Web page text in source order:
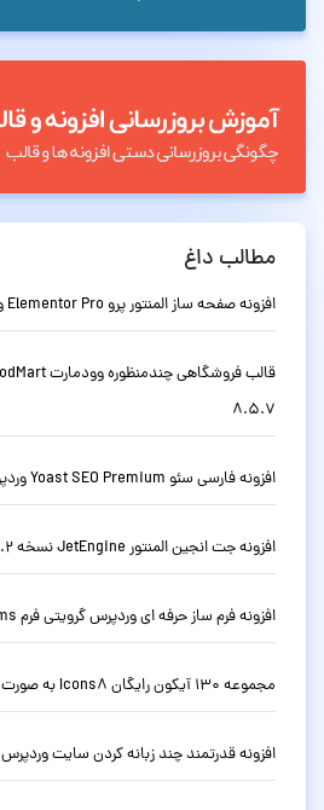
مطالب داغ
افزونه صفحه ساز المنتور پرو Elementor Pro وردپرس نسخه 4.2.1
8.5.7
افزونه فارسی سئو Yoast SEO Premium وردپرس نسخه حرفه ای 28.2
افزونه جت انجین المنتور JetEngine نسخه 3.8.13.2
افزونه فرم ساز حرفه ای وردپرس گرویتی فرم Gravity Forms نسخه 3.0.1
مجموعه 130 آیکون رایگان Icons8 به صورت SVG
افزونه قدرتمند چند زبانه کردن سایت وردپرس WPML نسخه 4.9.6